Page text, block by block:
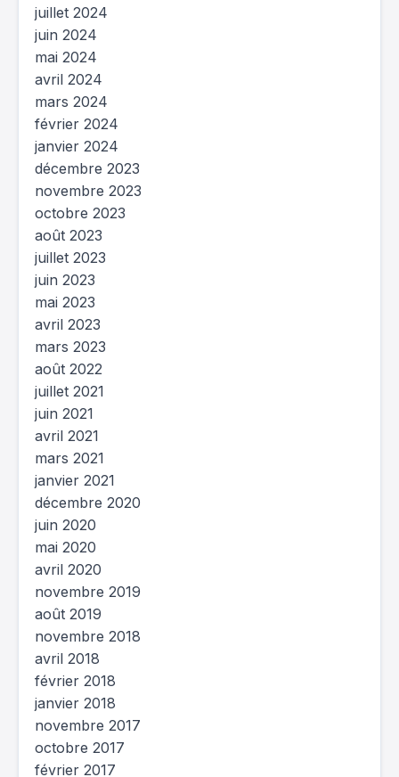
juillet 2024
juin 2024
mai 2024
avril 2024
mars 2024
février 2024
janvier 2024
décembre 2023
novembre 2023
octobre 2023
août 2023
juillet 2023
juin 2023
mai 2023
avril 2023
mars 2023
août 2022
juillet 2021
juin 2021
avril 2021
mars 2021
janvier 2021
décembre 2020
juin 2020
mai 2020
avril 2020
novembre 2019
août 2019
novembre 2018
avril 2018
février 2018
janvier 2018
novembre 2017
octobre 2017
février 2017